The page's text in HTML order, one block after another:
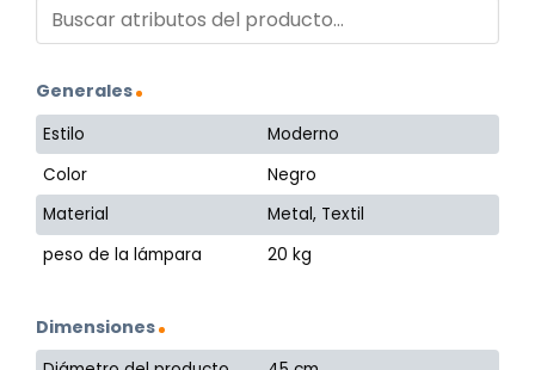
Generales
Estilo
Moderno
Color
Negro
Material
Metal, Textil
peso de la lámpara
20 kg
Dimensiones